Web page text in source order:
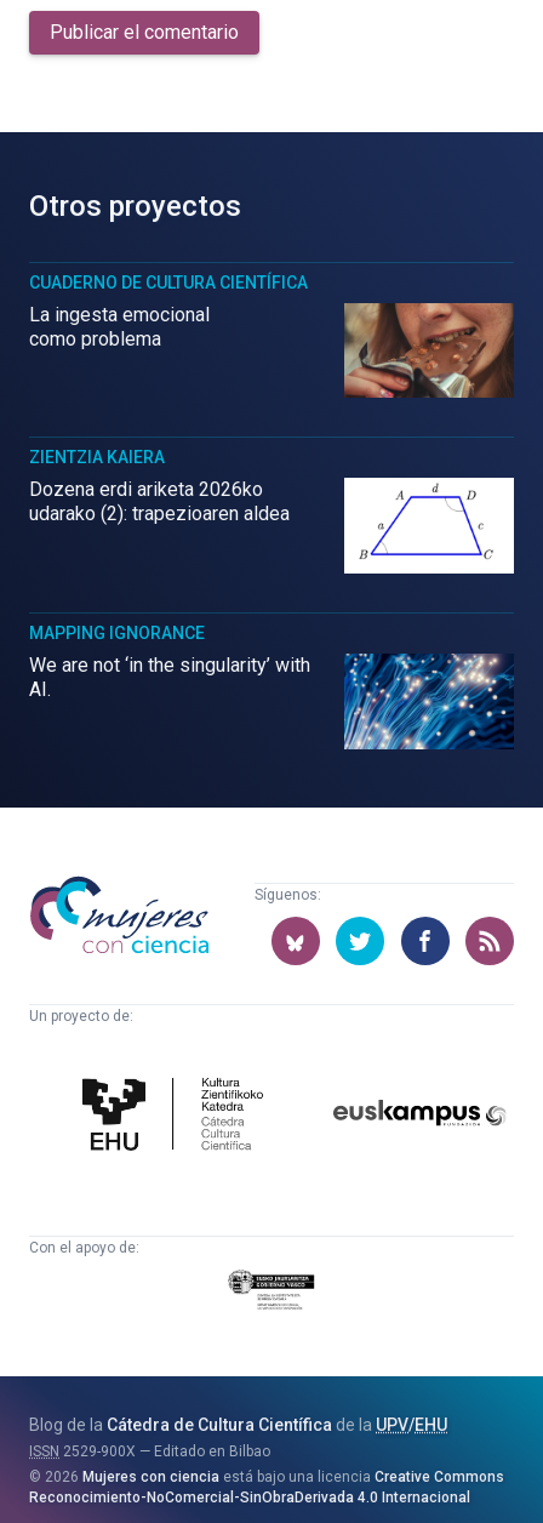
Publicar el comentario
Otros proyectos
CUADERNO DE CULTURA CIENTÍFICA
La ingesta emocional
como problema
ZIENTZIA KAIERA
Dozena erdi ariketa 2026ko
udarako (2): trapezioaren aldea
MAPPING IGNORANCE
We are not ‘in the singularity’ with
AI.
Mujeres
con
ciencia
Síguenos:
Un proyecto de:
Cultura
Científica
Con el apoyo de:
Eusko
Jaurlaritza
eta
Berrikuntza
Saila
Blog de la Cátedra de Cultura Científicade la UPV/EHU
ISSN 2529-900X
Editado en Bilbao
2026 Mujeres con ciencia está bajo una licencia Creative Commons
Reconocimiento-NoComercial-SinObraDerivada 4.0 Internacional